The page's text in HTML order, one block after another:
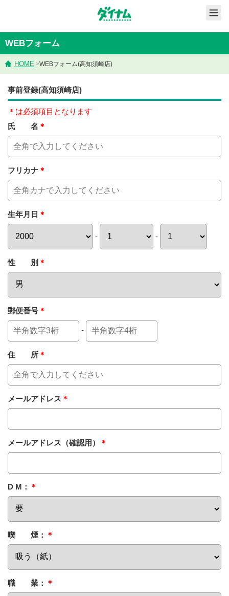
WEBフォーム
HOME >WEBフォーム(高知須崎店)
事前登録(高知須崎店)
＊は必須項目となります
氏 名 ＊
フリカナ ＊
生年月日 ＊
- -
性 別 ＊
郵便番号 ＊
-
住 所 ＊
メールアドレス ＊
メールアドレス（確認用） ＊
D M： ＊
喫 煙： ＊
職 業： ＊